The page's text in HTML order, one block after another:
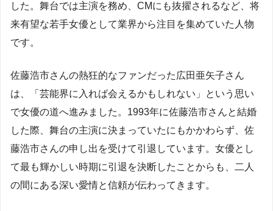
した。舞台では主演を務め、CMにも抜擢されるなど、将
来有望な若手女優として業界から注目を集めていた人物
です。
佐藤浩市さんの熱狂的なファンだった広田亜矢子さん
は、「芸能界に入れば会えるかもしれない」という思い
で女優の道へ進みました。1993年に佐藤浩市さんと結婚
した際、舞台の主演に決まっていたにもかかわらず、佐
藤浩市さんの申し出を受けて引退しています。女優とし
て最も輝かしい時期に引退を決断したことからも、二人
の間にある深い愛情と信頼が伝わってきます。